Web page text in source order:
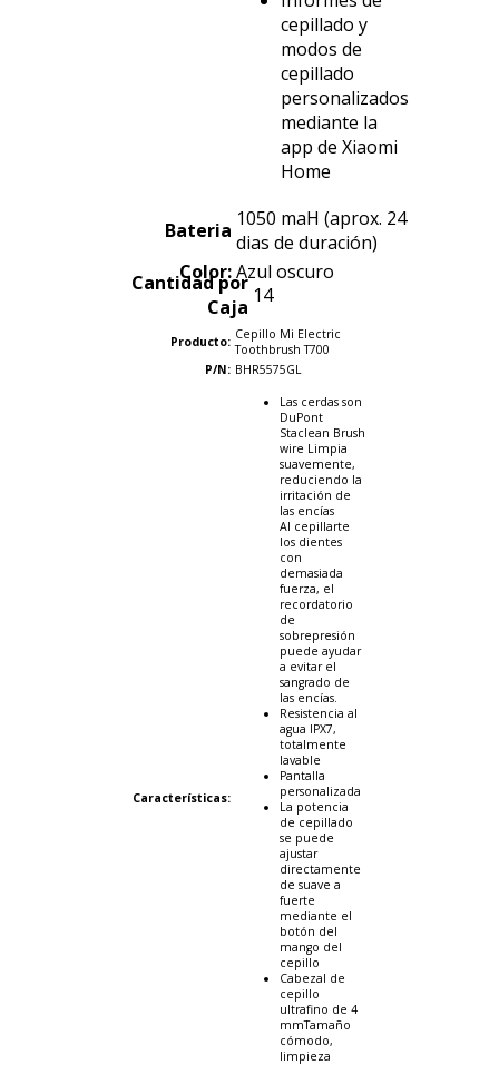
cepillado y
modos de
cepillado
personalizados
mediante la
app de Xiaomi
Home
Bateria 1050 maH (aprox. 24
dias de duración)
Color:Azul oscuro
Cantidad por
Caja 14
Producto: Cepillo Mi Electric
Toothbrush T700
P/N: BHR5575GL
Características:
Las cerdas son
DuPont
Staclean Brush
wire Limpia
suavemente,
reduciendo la
irritación de
las encías
Al cepillarte
los dientes
con
demasiada
fuerza, el
recordatorio
de
sobrepresión
puede ayudar
a evitar el
sangrado de
las encías.
Resistencia al
agua IPX7,
totalmente
lavable
Pantalla
personalizada
La potencia
de cepillado
se puede
ajustar
directamente
de suave a
fuerte
mediante el
botón del
mango del
cepillo
Cabezal de
cepillo
ultrafino de 4
mmTamaño
cómodo,
limpieza